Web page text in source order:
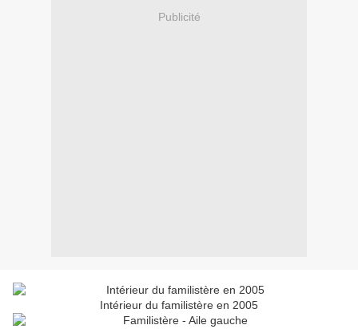
Publicité
Intérieur du familistère en 2005